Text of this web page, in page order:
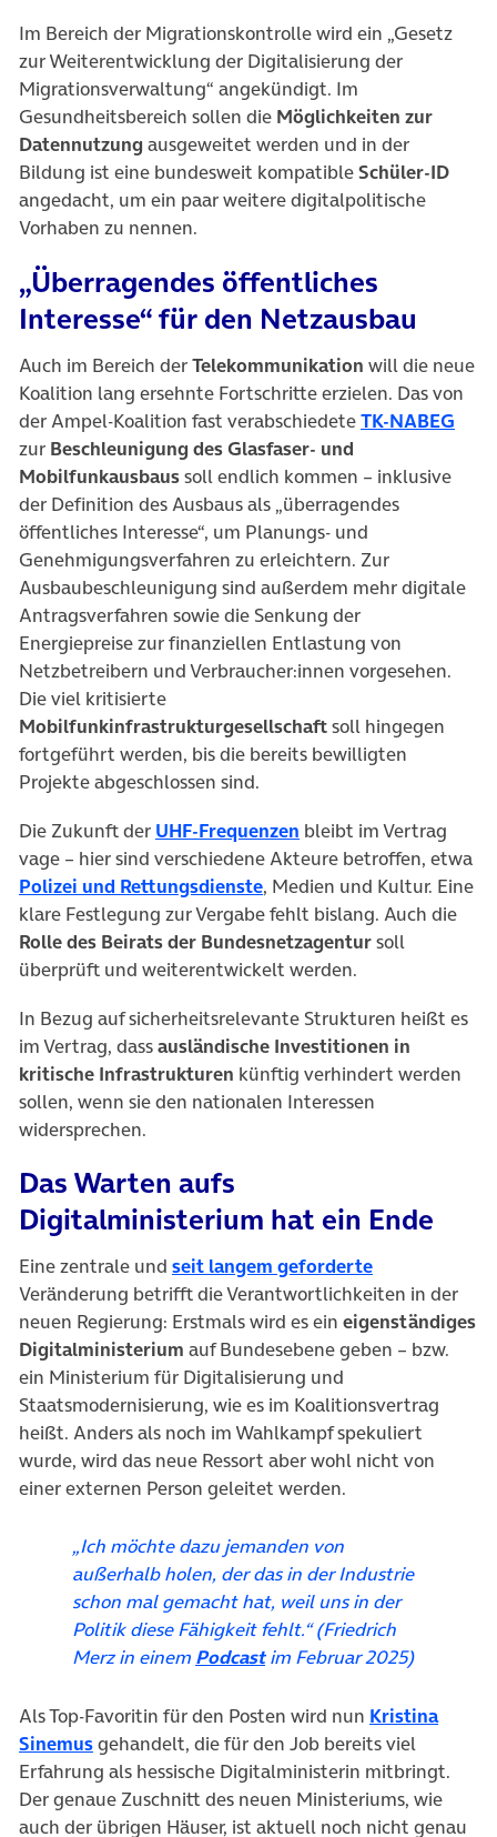
Im Bereich der Migrationskontrolle wird ein „Gesetz
zur Weiterentwicklung der Digitalisierung der
Migrationsverwaltung“ angekündigt. Im
Gesundheitsbereich sollen die Möglichkeiten zur
Datennutzung ausgeweitet werden und in der
Bildung ist eine bundesweit kompatibleSchüler-ID
angedacht, um ein paar weitere digitalpolitische
Vorhaben zu nennen.
„Überragendes öffentliches
Interesse“ für den Netzausbau
Auch im Bereich derTelekommunikation will die neue
Koalition lang ersehnte Fortschritte erzielen. Das von
der Ampel-Koalition fast verabschiedeteTK-NABEG
zur Beschleunigung des Glasfaser- und
Mobilfunkausbaussoll endlich kommen – inklusive
der Definition des Ausbaus als „überragendes
öffentliches Interesse“, um Planungs- und
Genehmigungsverfahren zu erleichtern. Zur
Ausbaubeschleunigung sind außerdem mehr digitale
Antragsverfahren sowie die Senkung der
Energiepreise zur finanziellen Entlastung von
Netzbetreibern und Verbraucher:innen vorgesehen.
Die viel kritisierte
Mobilfunkinfrastrukturgesellschaftsoll hingegen
fortgeführt werden, bis die bereits bewilligten
Projekte abgeschlossen sind.
Die Zukunft der UHF-Frequenzen (öffnet in neuem Tab)
bleibt im Vertrag
vage – hier sind verschiedene Akteure betroffen, etwa
Polizei und Rettungsdienste(öffnet in neuem Tab)
, Medien und Kultur. Eine
klare Festlegung zur Vergabe fehlt bislang. Auch die
Rolle des Beirats der Bundesnetzagentursoll
überprüft und weiterentwickelt werden.
In Bezug auf sicherheitsrelevante Strukturen heißt es
im Vertrag, dassausländische Investitionen in
kritische Infrastrukturen künftig verhindert werden
sollen, wenn sie den nationalen Interessen
widersprechen.
Das Warten aufs
Digitalministerium hat ein Ende
Eine zentrale und seit langem geforderte(öffnet in
Veränderung betrifft die Verantwortlichkeiten in der
neuen Regierung: Erstmals wird es ein eigenständiges
Digitalministerium auf Bundesebene geben – bzw.
ein Ministerium für Digitalisierung und
Staatsmodernisierung, wie es im Koalitionsvertrag
heißt. Anders als noch im Wahlkampf spekuliert
wurde, wird das neue Ressort aber wohl nicht von
einer externen Person geleitet werden.
„Ich möchte dazu jemanden von
außerhalb holen, der das in der Industrie
schon mal gemacht hat, weil uns in der
Politik diese Fähigkeit fehlt.“ (Friedrich
Merz in einem Podcast(öffnet in neuem Tab)
im Februar 2025)
Als Top-Favoritin für den Posten wird nun Kristina
Sinemus(öffnet in neuem Tab)
gehandelt, die für den Job bereits viel
Erfahrung als hessische Digitalministerin mitbringt.
Der genaue Zuschnitt des neuen Ministeriums, wie
auch der übrigen Häuser, ist aktuell noch nicht genau